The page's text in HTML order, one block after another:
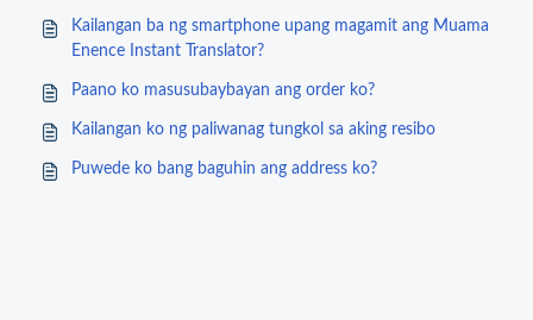
Kailangan ba ng smartphone upang magamit ang Muama
Enence Instant Translator?
Paano ko masusubaybayan ang order ko?
Kailangan ko ng paliwanag tungkol sa aking resibo
Puwede ko bang baguhin ang address ko?